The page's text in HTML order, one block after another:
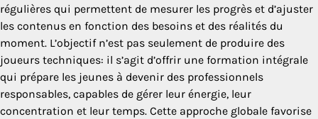
régulières qui permettent de mesurer les progrès et d’ajuster
les contenus en fonction des besoins et des réalités du
moment. L’objectif n’est pas seulement de produire des
joueurs techniques: il s’agit d’offrir une formation intégrale
qui prépare les jeunes à devenir des professionnels
responsables, capables de gérer leur énergie, leur
concentration et leur temps. Cette approche globale favorise